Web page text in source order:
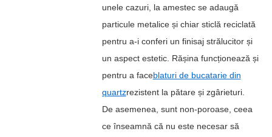
unele cazuri, la amestec se adaugă
particule metalice și chiar sticlă reciclată
pentru a-i conferi un finisaj strălucitor și
un aspect estetic. Rășina funcționează și
pentru a faceblaturi de bucatarie din
quartzrezistent la pătare și zgârieturi.
De asemenea, sunt non-poroase, ceea
ce înseamnă că nu este necesar să